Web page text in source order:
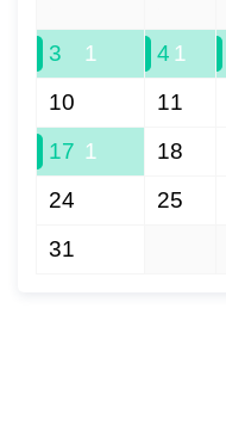
3 1 4 1
10 11
17 1 18
24 25
31